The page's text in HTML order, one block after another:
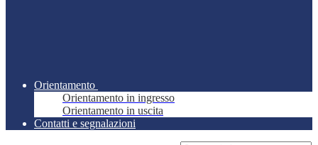
Orientamento
Orientamento in ingresso
Orientamento in uscita
Contatti e segnalazioni